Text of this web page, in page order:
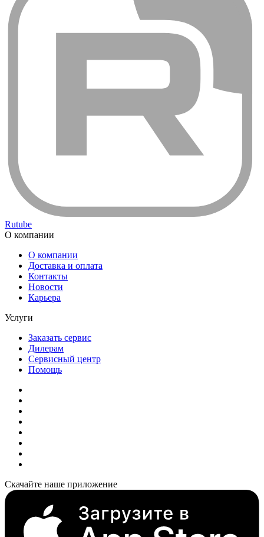
Rutube
О компании
О компании
Доставка и оплата
Контакты
Новости
Карьера
Услуги
Заказать сервис
Дилерам
Сервисный центр
Помощь
Скачайте наше приложение